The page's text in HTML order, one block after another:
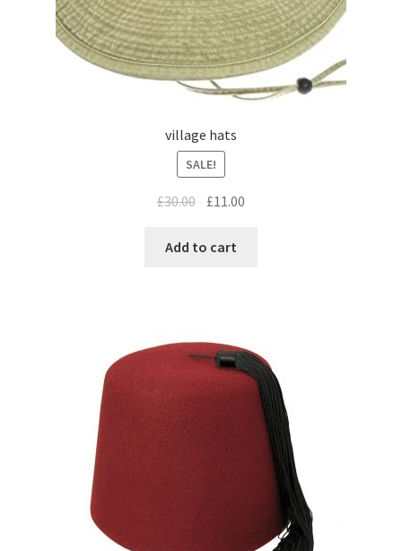
village hats
SALE!
£30.00 £11.00
Add to cart